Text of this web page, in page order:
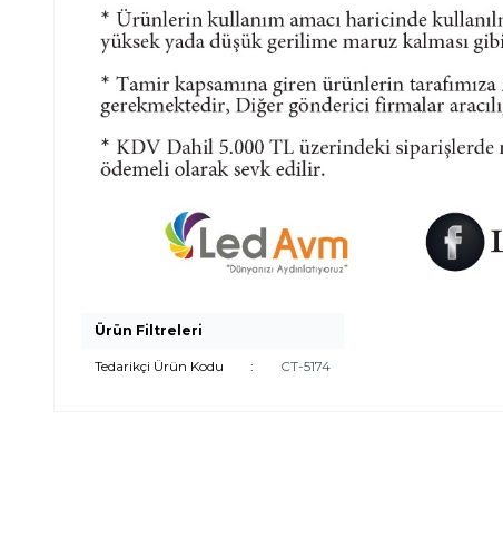
Ürün Filtreleri
Tedarikçi Ürün Kodu : CT-5174